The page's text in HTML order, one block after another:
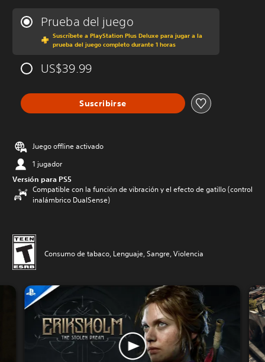
Prueba del juego
Suscríbete a PlayStation Plus Deluxe para jugar a la
prueba del juego completo durante 1 horas
US$39.99
Suscribirse
Juego offline activado
1 jugador
Versión para PS5
Compatible con la función de vibración y el efecto de gatillo (control
inalámbrico DualSense)
Consumo de tabaco, Lenguaje, Sangre, Violencia